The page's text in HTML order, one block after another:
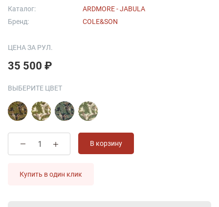
Каталог:
ARDMORE - JABULA
Бренд:
COLE&SON
ЦЕНА ЗА РУЛ.
35 500 ₽
ВЫБЕРИТЕ ЦВЕТ
В корзину
Купить в один клик